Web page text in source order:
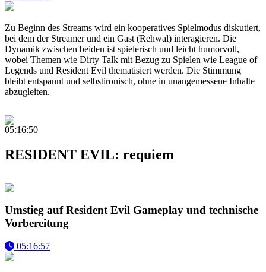
Zu Beginn des Streams wird ein kooperatives Spielmodus diskutiert,
bei dem der Streamer und ein Gast (Rehwal) interagieren. Die
Dynamik zwischen beiden ist spielerisch und leicht humorvoll,
wobei Themen wie Dirty Talk mit Bezug zu Spielen wie League of
Legends und Resident Evil thematisiert werden. Die Stimmung
bleibt entspannt und selbstironisch, ohne in unangemessene Inhalte
abzugleiten.
05:16:50
RESIDENT EVIL: requiem
Umstieg auf Resident Evil Gameplay und technische
Vorbereitung
05:16:57